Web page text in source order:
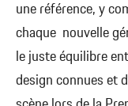
une référence, y
chaque nouvelle
le juste équilibre
design connues et